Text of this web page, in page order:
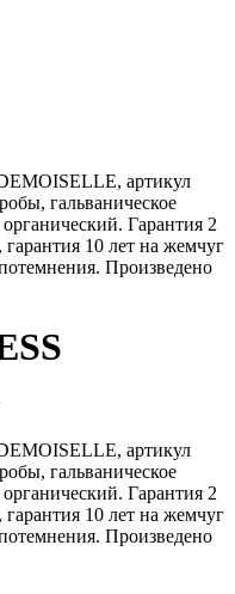
артикул
гальваническое
Гарантия 2
10 лет на жемчуг
Произведено
артикул
гальваническое
Гарантия 2
10 лет на жемчуг
Произведено